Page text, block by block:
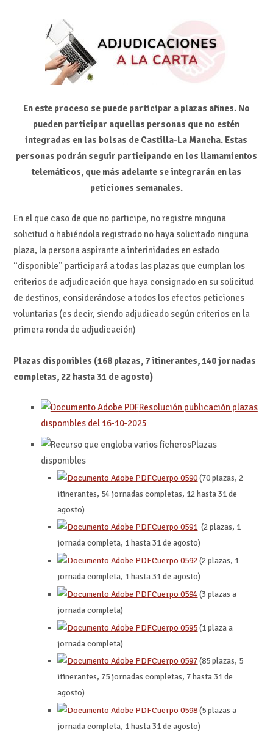
En este proceso se puede participar a plazas afines. No
pueden participar aquellas personas que no estén
integradas en las bolsas de Castilla-La Mancha. Estas
personas podrán seguir participando en los llamamientos
telemáticos, que más adelante se integrarán en las
peticiones semanales.
En el que caso de que no participe, no registre ninguna
solicitud o habiéndola registrado no haya solicitado ninguna
plaza, la persona aspirante a interinidades en estado
“disponible” participará a todas las plazas que cumplan los
criterios de adjudicación que haya consignado en su solicitud
de destinos, considerándose a todos los efectos peticiones
voluntarias (es decir, siendo adjudicado según criterios en la
primera ronda de adjudicación)
Plazas disponibles (168 plazas, 7 itinerantes, 140 jornadas
completas, 22 hasta 31 de agosto)
Resolución publicación plazas
disponibles del 16-10-2025
Plazas
disponibles
Cuerpo 0590(70 plazas, 2
itinerantes, 54 jornadas completas, 12 hasta 31 de
agosto)
Cuerpo 0591 (2 plazas, 1
jornada completa, 1 hasta 31 de agosto)
Cuerpo 0592(2 plazas, 1
jornada completa, 1 hasta 31 de agosto)
Cuerpo 0594(3 plazas a
jornada completa)
Cuerpo 0595(1 plaza a
jornada completa)
Cuerpo 0597(85 plazas, 5
itinerantes, 75 jornadas completas, 7 hasta 31 de
agosto)
Cuerpo 0598(5 plazas a
jornada completa, 1 hasta 31 de agosto)